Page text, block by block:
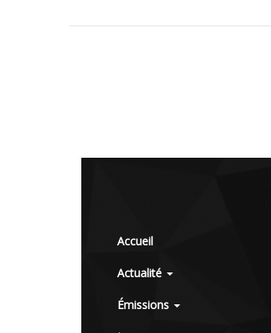
Accueil
Actualité
Émissions